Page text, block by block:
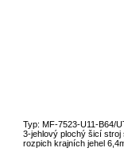
Typ: MF-7523-U11-B64/
3-jehlový plochý šicí stroj
rozpich krajních jehel